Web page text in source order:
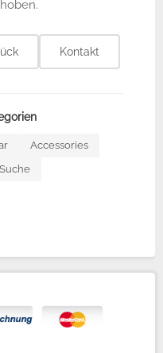
Kontakt
Accessories
Suche